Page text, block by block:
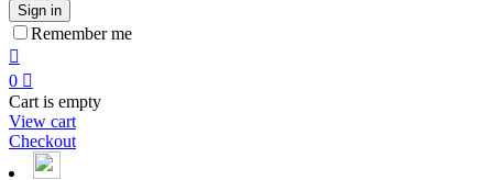
Sign in
Remember me

0 
Cart is empty
View cart
Checkout